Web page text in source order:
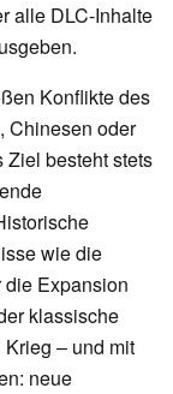
alle DLC-Inhalte
Konflikte des
Chinesen oder
Ziel besteht stets
wie die
Expansion
klassische
– und mit
neue